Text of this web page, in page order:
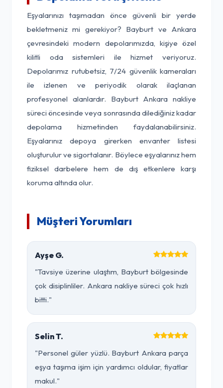
Eşyalarınızı taşımadan önce güvenli bir yerde
bekletmeniz mi gerekiyor? Bayburt ve Ankara
çevresindeki modern depolarımızda, kişiye özel
kilitli oda sistemleri ile hizmet veriyoruz.
Depolarımız rutubetsiz, 7/24 güvenlik kameraları
ile izlenen ve periyodik olarak ilaçlanan
profesyonel alanlardır. Bayburt Ankara nakliye
süreci öncesinde veya sonrasında dilediğiniz kadar
depolama hizmetinden faydalanabilirsiniz.
Eşyalarınız depoya girerken envanter listesi
oluşturulur ve sigortalanır. Böylece eşyalarınız hem
fiziksel darbelere hem de dış etkenlere karşı
koruma altında olur.
Müşteri Yorumları
Ayşe G.
"Tavsiye üzerine ulaştım, Bayburt bölgesinde
çok disiplinliler. Ankara nakliye süreci çok hızlı
bitti."
Selin T.
"Personel güler yüzlü. Bayburt Ankara parça
eşya taşıma işim için yardımcı oldular, fiyatlar
makul."